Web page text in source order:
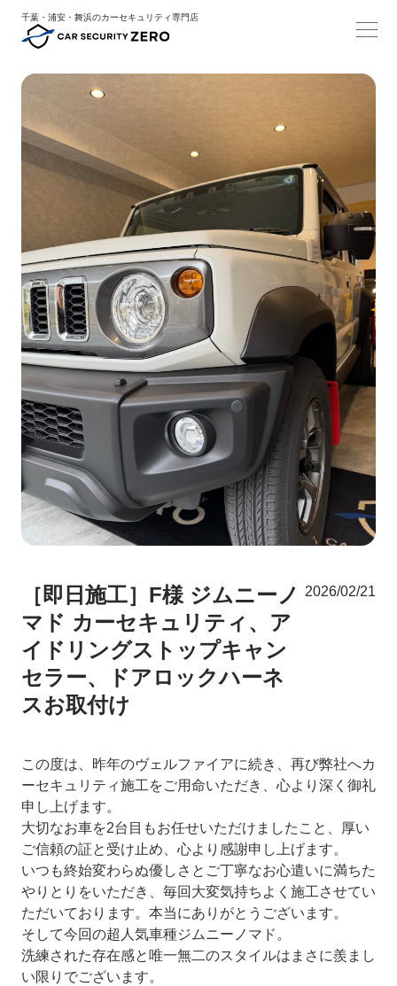
千葉・浦安・舞浜のカーセキュリティ専門店
［即日施工］F様 ジムニーノ
マド カーセキュリティ、ア
イドリングストップキャン
セラー、ドアロックハーネ
スお取付け
2026/02/21
この度は、昨年のヴェルファイアに続き、再び弊社へカ
ーセキュリティ施工をご用命いただき、心より深く御礼
申し上げます。
大切なお車を2台目もお任せいただけましたこと、厚い
ご信頼の証と受け止め、心より感謝申し上げます。
いつも終始変わらぬ優しさとご丁寧なお心遣いに満ちた
やりとりをいただき、毎回大変気持ちよく施工させてい
ただいております。本当にありがとうございます。
そして今回の超人気車種ジムニーノマド。
洗練された存在感と唯一無二のスタイルはまさに羨まし
い限りでございます。